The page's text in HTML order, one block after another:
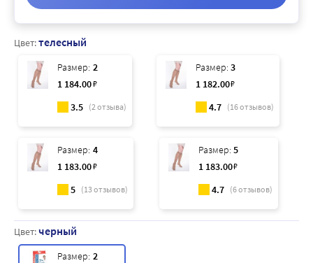
Цвет:телесный
Размер: 2
1 184.00₽
3.5 (2отзыва)
Размер: 3
1 182.00₽
4.7 (16отзывов)
Размер: 4
1 183.00₽
5 (13отзывов)
Размер: 5
1 183.00₽
4.7 (6отзывов)
Цвет:черный
Размер: 2